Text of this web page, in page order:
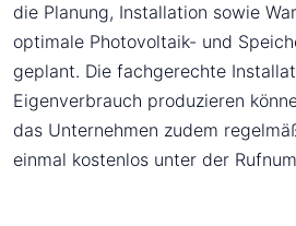
die Planung, Installation sowie
optimale Photovoltaik- und
geplant. Die fachgerechte
Eigenverbrauch produzieren
das Unternehmen zudem
einmal kostenlos unter der